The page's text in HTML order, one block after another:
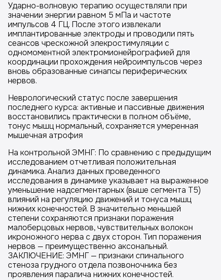
Ударно-волновую терапию осуществляли при
значении энергии равном 5 мПа и частоте
импульсов 4 ГЦ. После этого извлекали
имплантированные электроды и проводили пять
сеансов чрескожной элекростимуляции с
одномоментной электромионейрографией для
координации прохождения нейроимпульсов через
вновь образованные синапсы периферических
нервов.
Неврологический статус после завершения
последнего курса: активные и пассивные движения
восстановились практически в полном объёме,
тонус мышц нормальный, сохраняется умеренная
мышечная атрофия
На контрольной ЭМНГ: По сравнению с предыдущим
исследованием отчетливая положительная
динамика. Анализ данных проведенного
исследования в динамике указывает на выраженное
уменьшение надсегментарных (выше сегмента Т5)
влияний на регуляцию движений и тонуса мышц
нижних конечностей. В значительно меньшей
степени сохраняются признаки поражения
малоберцовых нервов, чувствительных волокон
икроножного нерва с двух сторон. Тип поражения
нервов — преимущественно аксональный.
ЗАКЛЮЧЕНИЕ: ЭМНГ — признаки спинального
стеноза грудного отдела позвоночника без
проявления паралича нижних конечностей.